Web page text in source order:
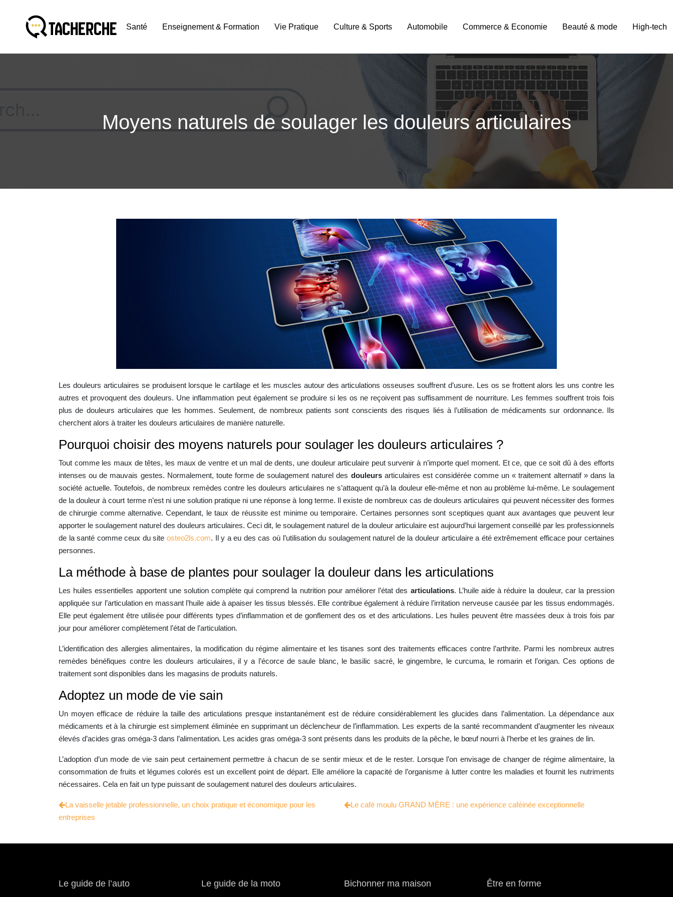
Santé Enseignement & Formation Vie Pratique Culture & Sports Automobile Commerce & Economie Beauté & mode High-tech
Moyens naturels de soulager les douleurs articulaires
Les douleurs articulaires se produisent lorsque le cartilage et les muscles autour des articulations osseuses souffrent d’usure. Les os se frottent alors les uns contre les
autres et provoquent des douleurs. Une inflammation peut également se produire si les os ne reçoivent pas suffisamment de nourriture. Les femmes souffrent trois fois
plus de douleurs articulaires que les hommes. Seulement, de nombreux patients sont conscients des risques liés à l’utilisation de médicaments sur ordonnance. Ils
cherchent alors à traiter les douleurs articulaires de manière naturelle.
Pourquoi choisir des moyens naturels pour soulager les douleurs articulaires ?
Tout comme les maux de têtes, les maux de ventre et un mal de dents, une douleur articulaire peut survenir à n’importe quel moment. Et ce, que ce soit dû à des efforts
intenses ou de mauvais gestes. Normalement, toute forme de soulagement naturel des douleursarticulaires est considérée comme un « traitement alternatif » dans la
société actuelle. Toutefois, de nombreux remèdes contre les douleurs articulaires ne s’attaquent qu’à la douleur elle-même et non au problème lui-même. Le soulagement
de la douleur à court terme n’est ni une solution pratique ni une réponse à long terme. Il existe de nombreux cas de douleurs articulaires qui peuvent nécessiter des formes
de chirurgie comme alternative. Cependant, le taux de réussite est minime ou temporaire. Certaines personnes sont sceptiques quant aux avantages que peuvent leur
apporter le soulagement naturel des douleurs articulaires. Ceci dit, le soulagement naturel de la douleur articulaire est aujourd’hui largement conseillé par les professionnels
de la santé comme ceux du site osteo2ls.com. Il y a eu des cas où l’utilisation du soulagement naturel de la douleur articulaire a été extrêmement efficace pour certaines
personnes.
La méthode à base de plantes pour soulager la douleur dans les articulations
Les huiles essentielles apportent une solution complète qui comprend la nutrition pour améliorer l’état des articulations. L’huile aide à réduire la douleur, car la pression
appliquée sur l’articulation en massant l’huile aide à apaiser les tissus blessés. Elle contribue également à réduire l’irritation nerveuse causée par les tissus endommagés.
Elle peut également être utilisée pour différents types d’inflammation et de gonflement des os et des articulations. Les huiles peuvent être massées deux à trois fois par
jour pour améliorer complètement l’état de l’articulation.
L’identification des allergies alimentaires, la modification du régime alimentaire et les tisanes sont des traitements efficaces contre l’arthrite. Parmi les nombreux autres
remèdes bénéfiques contre les douleurs articulaires, il y a l’écorce de saule blanc, le basilic sacré, le gingembre, le curcuma, le romarin et l’origan. Ces options de
traitement sont disponibles dans les magasins de produits naturels.
Adoptez un mode de vie sain
Un moyen efficace de réduire la taille des articulations presque instantanément est de réduire considérablement les glucides dans l’alimentation. La dépendance aux
médicaments et à la chirurgie est simplement éliminée en supprimant un déclencheur de l’inflammation. Les experts de la santé recommandent d’augmenter les niveaux
élevés d’acides gras oméga-3 dans l’alimentation. Les acides gras oméga-3 sont présents dans les produits de la pêche, le bœuf nourri à l’herbe et les graines de lin.
L’adoption d’un mode de vie sain peut certainement permettre à chacun de se sentir mieux et de le rester. Lorsque l’on envisage de changer de régime alimentaire, la
consommation de fruits et légumes colorés est un excellent point de départ. Elle améliore la capacité de l’organisme à lutter contre les maladies et fournit les nutriments
nécessaires. Cela en fait un type puissant de soulagement naturel des douleurs articulaires.
La vaisselle jetable professionnelle, un choix pratique et économique pour les
entreprises
Le café moulu GRAND MÈRE : une expérience caféinée exceptionnelle
Le guide de l’auto Le guide de la moto Bichonner ma maison Être en forme